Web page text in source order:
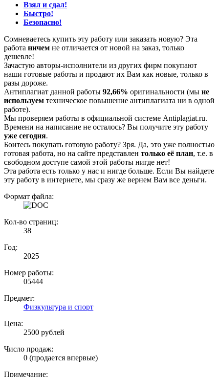
Взял и сдал!
Быстро!
Безопасно!
Сомневаетесь купить эту работу или заказать новую? Эта
работа ничем не отличается от новой на заказ, только
дешевле!
Зачастую авторы-исполнители из других фирм покупают
наши готовые работы и продают их Вам как новые, только в
разы дороже.
Антиплагиат данной работы 92,66% оригинальности (мы не
используем техническое повышение антиплагиата ни в одной
работе).
Мы проверяем работы в официальной системе Аntiplagiat.ru.
Времени на написание не осталось? Вы получите эту работу
уже сегодня.
Боитесь покупать готовую работу? Зря. Да, это уже полностью
готовая работа, но на сайте представлен только её план, т.е. в
свободном доступе самой этой работы нигде нет!
Эта работа есть только у нас и нигде больше. Если Вы найдете
эту работу в интернете, мы сразу же вернем Вам все деньги.
Формат файла:
Кол-во страниц:
38
Год:
2025
Номер работы:
05444
Предмет:
Физкультура и спорт
Цена:
2500 рублей
Число продаж:
0 (продается впервые)
Примечание: